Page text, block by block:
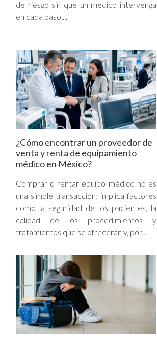
de riesgo sin que un médico intervenga
en cada paso....
¿Cómo encontrar un proveedor de
venta y renta de equipamiento
médico en México?
Comprar o rentar equipo médico no es
una simple transacción; implica factores
como la seguridad de los pacientes, la
calidad de los procedimientos y
tratamientos que se ofrecerán y, por...